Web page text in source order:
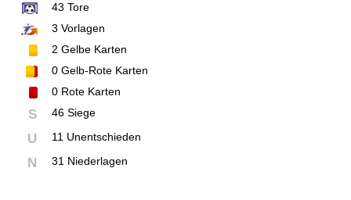
43 Tore
3 Vorlagen
2 Gelbe Karten
0 Gelb-Rote Karten
0 Rote Karten
S 46 Siege
U 11 Unentschieden
N 31 Niederlagen